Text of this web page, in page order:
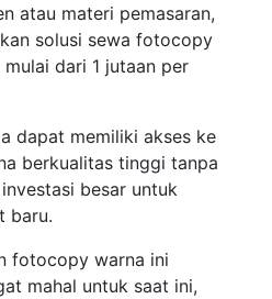
atau materi pemasaran,
solusi sewa fotocopy
dari 1 jutaan per
dapat memiliki akses ke
berkualitas tinggi tanpa
besar untuk
baru.
fotocopy warna ini
mahal untuk saat ini,